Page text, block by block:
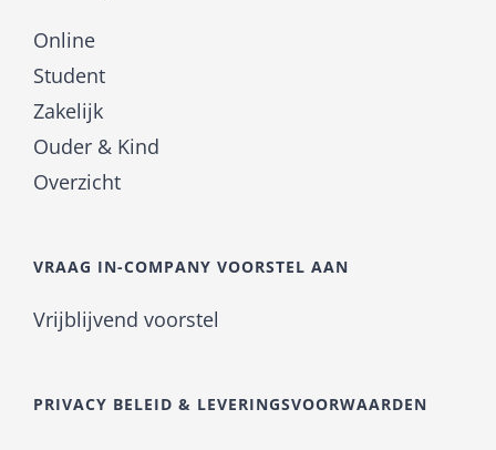
Online
Student
Zakelijk
Ouder & Kind
Overzicht
VRAAG IN-COMPANY VOORSTEL AAN
Vrijblijvend voorstel
PRIVACY BELEID & LEVERINGSVOORWAARDEN